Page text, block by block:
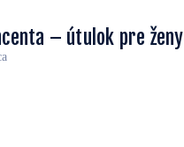
– útulok pre ženy